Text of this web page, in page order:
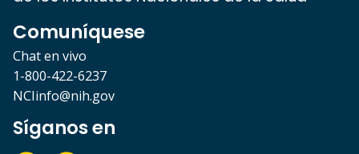
Comuníquese
Chat en vivo
1-800-422-6237
NCIinfo@nih.gov
Síganos en